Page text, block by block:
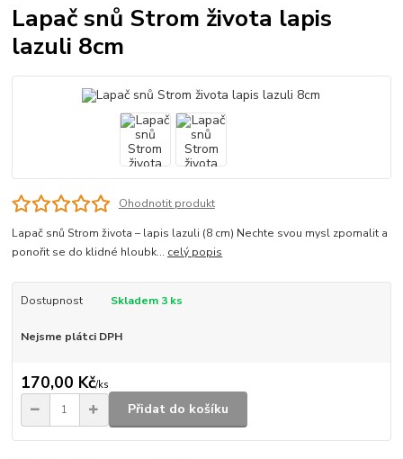
Lapač snů Strom života lapis
lazuli 8cm
Ohodnotit produkt
Lapač snů Strom života – lapis lazuli (8 cm) Nechte svou mysl zpomalit a
ponořit se do klidné hloubk... celý popis
Dostupnost Skladem 3 ks
Nejsme plátci DPH
170,00 Kč/ks
Přidat do košíku